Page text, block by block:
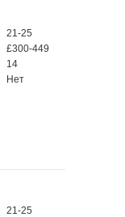
21-25
£300-449
14
Нет
21-25